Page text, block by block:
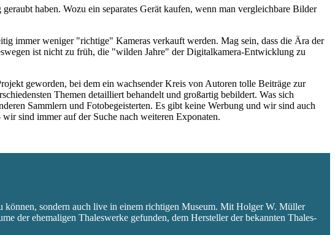
haben. Wozu ein separates Gerät kaufen, wenn man vergleichbare Bilder
immer weniger "richtige" Kameras verkauft werden. Mag sein, dass die Ära der
ist nicht zu früh, die "wilden Jahre" der Digitalkamera-Entwicklung zu
geworden, bei dem ein wachsender Kreis von Autoren tolle Beiträge zur
Themen detailliert behandelt und großartig bebildert. Was sich
Sammlern und Fotobegeisterten. Es gibt keine Werbung und wir sind auch
sind immer auf der Suche nach weiteren Exponaten.
können, sondern auch live in einem richtigen Museum. Mit Holger W. Müller
der ehemaligen Thaleswerke gefunden, dem Hersteller der bekannten Thales-